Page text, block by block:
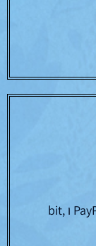
עובדים עם כל כרטיסי האשראי וגם PayPal ו bit,